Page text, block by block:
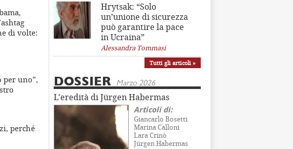
di volte:
uno”,
perché
Hrytsak: “Solo
un’unione di sicurezza
può garantire la pace
in Ucraina”
Alessandra Tommasi
Tutti gli articoli »
DOSSIER Marzo 2026
L'eredità di Jürgen Habermas
Articoli di:
Giancarlo Bosetti
Marina Calloni
Lara Crinò
Jürgen Habermas